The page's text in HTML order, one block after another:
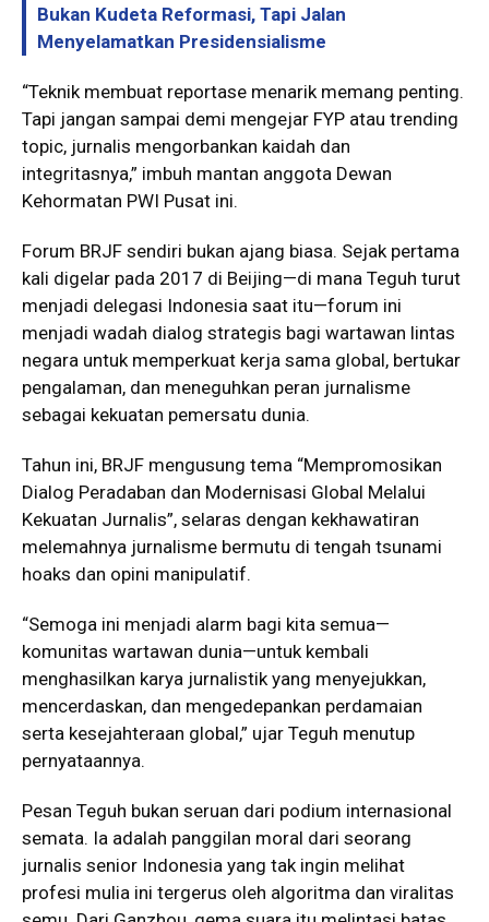
Bukan Kudeta Reformasi, Tapi Jalan
Menyelamatkan Presidensialisme
“Teknik membuat reportase menarik memang penting.
Tapi jangan sampai demi mengejar FYP atau trending
topic, jurnalis mengorbankan kaidah dan
integritasnya,” imbuh mantan anggota Dewan
Kehormatan PWI Pusat ini.
Forum BRJF sendiri bukan ajang biasa. Sejak pertama
kali digelar pada 2017 di Beijing—di mana Teguh turut
menjadi delegasi Indonesia saat itu—forum ini
menjadi wadah dialog strategis bagi wartawan lintas
negara untuk memperkuat kerja sama global, bertukar
pengalaman, dan meneguhkan peran jurnalisme
sebagai kekuatan pemersatu dunia.
Tahun ini, BRJF mengusung tema “Mempromosikan
Dialog Peradaban dan Modernisasi Global Melalui
Kekuatan Jurnalis”, selaras dengan kekhawatiran
melemahnya jurnalisme bermutu di tengah tsunami
hoaks dan opini manipulatif.
“Semoga ini menjadi alarm bagi kita semua—
komunitas wartawan dunia—untuk kembali
menghasilkan karya jurnalistik yang menyejukkan,
mencerdaskan, dan mengedepankan perdamaian
serta kesejahteraan global,” ujar Teguh menutup
pernyataannya.
Pesan Teguh bukan seruan dari podium internasional
semata. Ia adalah panggilan moral dari seorang
jurnalis senior Indonesia yang tak ingin melihat
profesi mulia ini tergerus oleh algoritma dan viralitas